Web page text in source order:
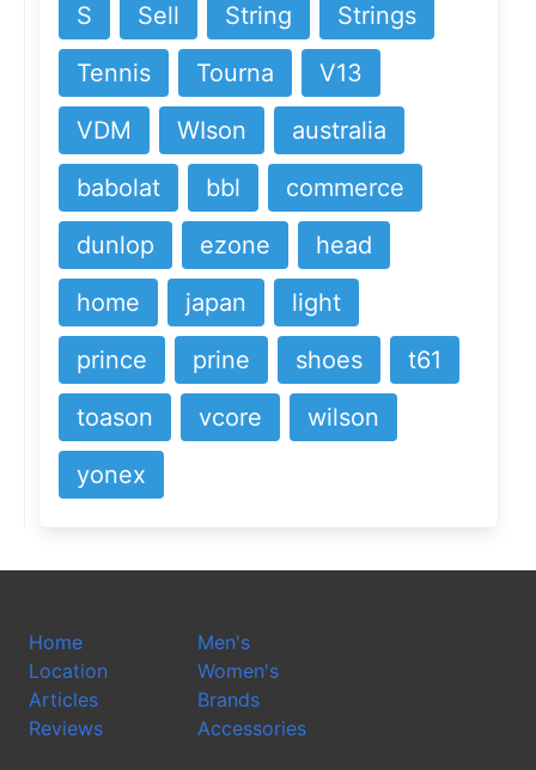
S
Sell String
Strings
Tennis
Tourna
V13
VDM
WIson
australia
babolat
bbl
commerce
dunlop
ezone
head
home
japan
light
prince
prine shoes
t61
toason
vcore
wilson
yonex
Home
Location
Articles
Reviews
Men's
Women's
Brands
Accessories